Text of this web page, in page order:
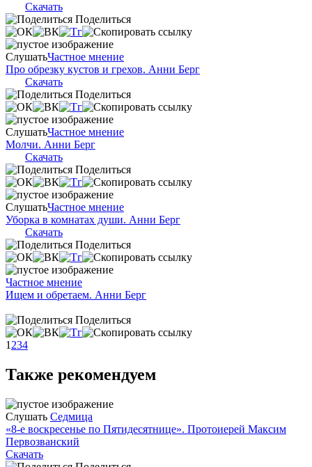
Скачать
Поделиться
СлушатьЧастное мнение
Про обрезку кустов и грехов. Анни Берг
Скачать
Поделиться
СлушатьЧастное мнение
Молчи. Анни Берг
Скачать
Поделиться
СлушатьЧастное мнение
Уборка в комнатах души. Анни Берг
Скачать
Поделиться
Частное мнение
Ищем и обретаем. Анни Берг
Поделиться
1234
Также рекомендуем
Слушать Седмица
«8-е воскресенье по Пятидесятнице». Протоиерей Максим
Первозванский
Скачать